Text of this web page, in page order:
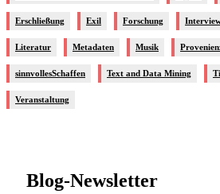
Erschließung Exil Forschung
Literatur Metadaten Musik
sinnvollesSchaffen Text and Data Mining
Veranstaltung
Blog-Newsletter